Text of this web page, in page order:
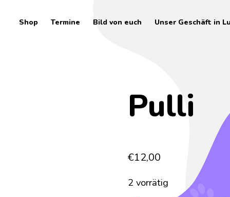
Shop Termine Bild von euch Unser Geschäft in
Pulli
€12,00
2 vorrätig